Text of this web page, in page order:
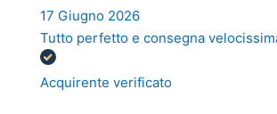
17 Giugno 2026
Tutto perfetto e consegna
Acquirente verificato